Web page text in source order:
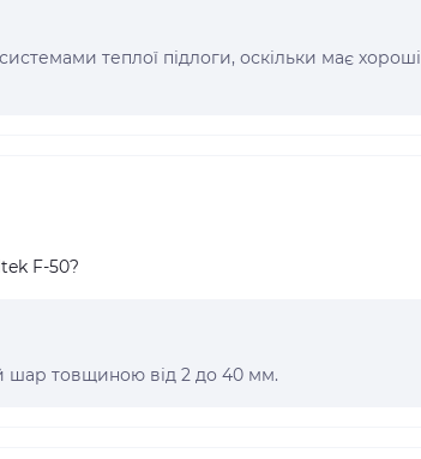
теплої підлоги, оскільки має хороші
F-50?
шар товщиною від 2 до 40 мм.